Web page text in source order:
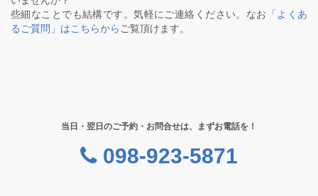
些細なことでも結構です。気軽にご連絡ください。なお
「よくあ
るご質問」はこちらから ご覧頂けます。
当日・翌日のご予約・お問合せは、まずお電話を！
098-923-5871